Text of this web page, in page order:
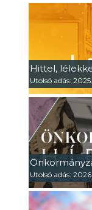
Hittel,
Utolsó adás:
Utolsó adás: